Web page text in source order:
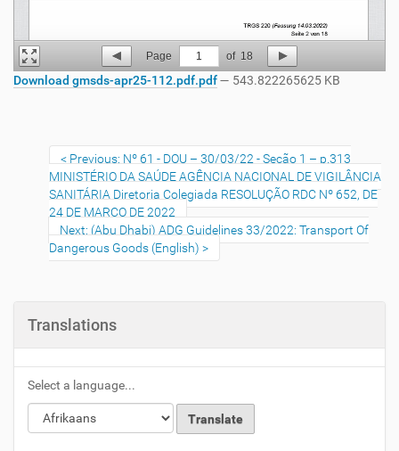
Page 1 of 18
Download gmsds-apr25-112.pdf.pdf— 543.822265625 KB
Previous: Nº 61 - DOU – 30/03/22 - Seção 1 – p.313
MINISTÉRIO DA SAÚDE AGÊNCIA NACIONAL DE VIGILÂNCIA
SANITÁRIA Diretoria Colegiada RESOLUÇÃO RDC Nº 652, DE
24 DE MARÇO DE 2022
Next: (Abu Dhabi) ADG Guidelines 33/2022: Transport Of
Dangerous Goods (English)
Translations
Select a language...